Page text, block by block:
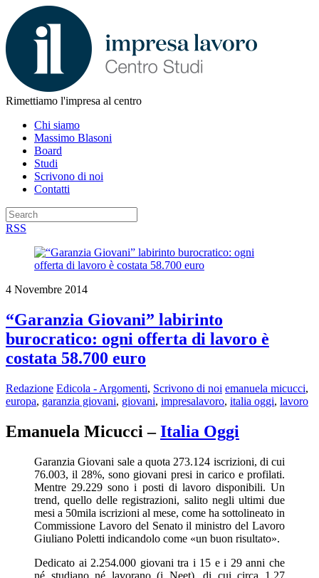
Rimettiamo l'impresa al centro
Chi siamo
Massimo Blasoni
Board
Studi
Scrivono di noi
Contatti
RSS
4 Novembre 2014
“Garanzia Giovani” labirinto
burocratico: ogni offerta di lavoro è
costata 58.700 euro
Redazione Edicola - Argomenti, Scrivono di noi emanuela micucci,
europa, garanzia giovani, giovani, impresalavoro, italia oggi, lavoro
Emanuela Micucci –Italia Oggi
Garanzia Giovani sale a quota 273.124 iscrizioni, di cui
76.003, il 28%, sono giovani presi in carico e profilati.
Mentre 29.229 sono i posti di lavoro disponibili. Un
trend, quello delle registrazioni, salito negli ultimi due
mesi a 50mila iscrizioni al mese, come ha sottolineato in
Commissione Lavoro del Senato il ministro del Lavoro
Giuliano Poletti indicandolo come «un buon risultato».
Dedicato ai 2.254.000 giovani tra i 15 e i 29 anni che
né studiano né lavorano (i Neet), di cui circa 1,27